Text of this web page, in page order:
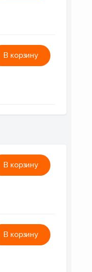
В корзину
В корзину
В корзину